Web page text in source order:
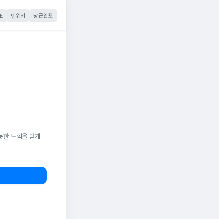
맨위키 당근인포
한 느낌을 받게